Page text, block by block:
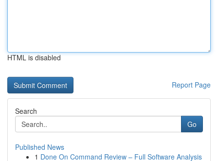
HTML is disabled
Report Page
Search
Go
Published News
1 Done On Command Review – Full Software Analysis